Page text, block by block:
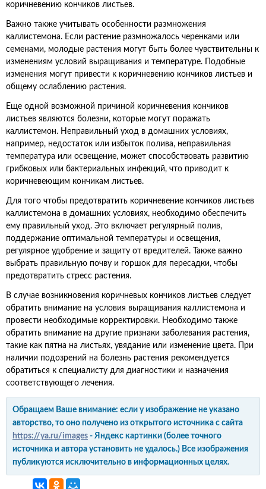
коричневению кончиков листьев.
Важно также учитывать особенности размножения
каллистемона. Если растение размножалось черенками или
семенами, молодые растения могут быть более чувствительны к
изменениям условий выращивания и температуре. Подобные
изменения могут привести к коричневению кончиков листьев и
общему ослаблению растения.
Еще одной возможной причиной коричневения кончиков
листьев являются болезни, которые могут поражать
каллистемон. Неправильный уход в домашних условиях,
например, недостаток или избыток полива, неправильная
температура или освещение, может способствовать развитию
грибковых или бактериальных инфекций, что приводит к
коричневеющим кончикам листьев.
Для того чтобы предотвратить коричневение кончиков листьев
каллистемона в домашних условиях, необходимо обеспечить
ему правильный уход. Это включает регулярный полив,
поддержание оптимальной температуры и освещения,
регулярное удобрение и защиту от вредителей. Также важно
выбрать правильную почву и горшок для пересадки, чтобы
предотвратить стресс растения.
В случае возникновения коричневых кончиков листьев следует
обратить внимание на условия выращивания каллистемона и
провести необходимые корректировки. Необходимо также
обратить внимание на другие признаки заболевания растения,
такие как пятна на листьях, увядание или изменение цвета. При
наличии подозрений на болезнь растения рекомендуется
обратиться к специалисту для диагностики и назначения
соответствующего лечения.
Обращаем Ваше внимание: если у изображение не указано
авторство, то оно получено из открытого источника с сайта
https://ya.ru/images - Яндекс картинки (более точного
источника и автора установить не удалось.) Все изображения
публикуются исключительно в информационных целях.